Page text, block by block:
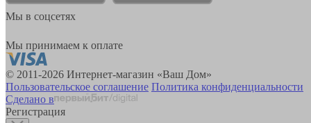
Мы в соцсетях
Мы принимаем к оплате
© 2011-2026 Интернет-магазин «Ваш Дом»
Пользовательское соглашение Политика конфиденциальности
Сделано в
Регистрация